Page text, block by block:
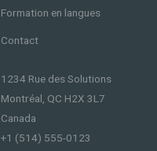
Formation en langues
Contact
1234 Rue des Solutions
Montréal, QC H2X 3L7
Canada
+1 (514) 555-0123